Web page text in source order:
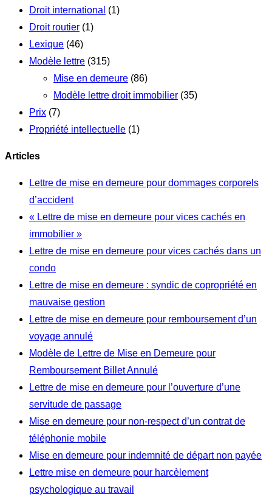
Droit international (1)
Droit routier (1)
Lexique (46)
Modèle lettre (315)
Mise en demeure (86)
Modèle lettre droit immobilier (35)
Prix (7)
Propriété intellectuelle (1)
Articles
Lettre de mise en demeure pour dommages corporels
d’accident
« Lettre de mise en demeure pour vices cachés en
immobilier »
Lettre de mise en demeure pour vices cachés dans un
condo
Lettre de mise en demeure : syndic de copropriété en
mauvaise gestion
Lettre de mise en demeure pour remboursement d’un
voyage annulé
Modèle de Lettre de Mise en Demeure pour
Remboursement Billet Annulé
Lettre de mise en demeure pour l’ouverture d’une
servitude de passage
Mise en demeure pour non-respect d’un contrat de
téléphonie mobile
Mise en demeure pour indemnité de départ non payée
Lettre mise en demeure pour harcèlement
psychologique au travail